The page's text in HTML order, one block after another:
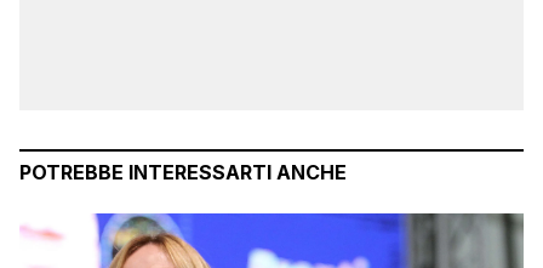
POTREBBE INTERESSARTI ANCHE